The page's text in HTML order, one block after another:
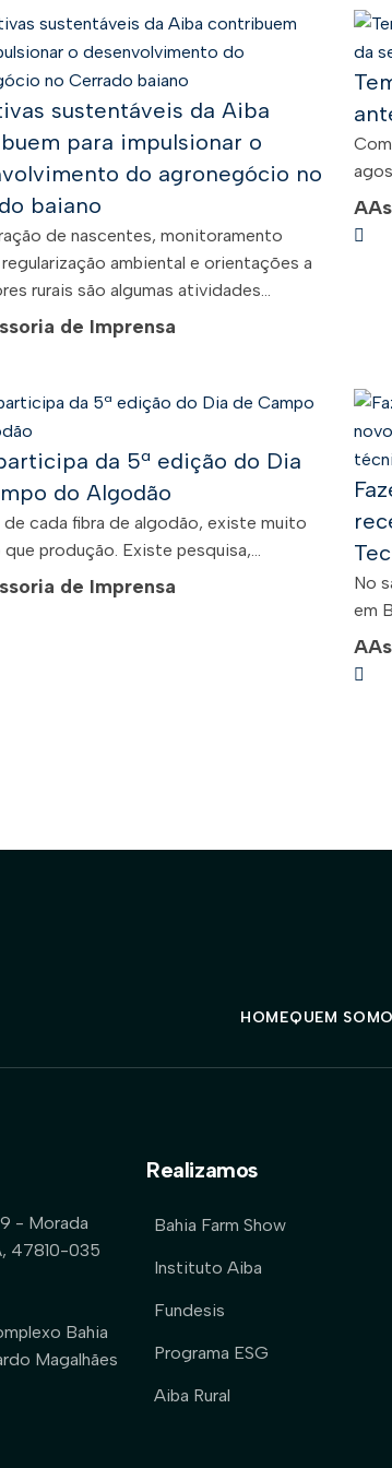
sustentáveis da Aiba
para impulsionar o
do agronegócio no
baiano
de nascentes, monitoramento
ambiental e orientações a
rurais são algumas atividades...
de Imprensa
A
da 5ª edição do Dia
do Algodão
de cada fibra de algodão, existe muito
produção. Existe pesquisa,...
de Imprensa
No
em
A
HOMEQUEM
- Morada
47810-035
Bahia
Magalhães
Realizamos
Bahia Farm Show
Instituto Aiba
Fundesis
Programa ESG
Aiba Rural